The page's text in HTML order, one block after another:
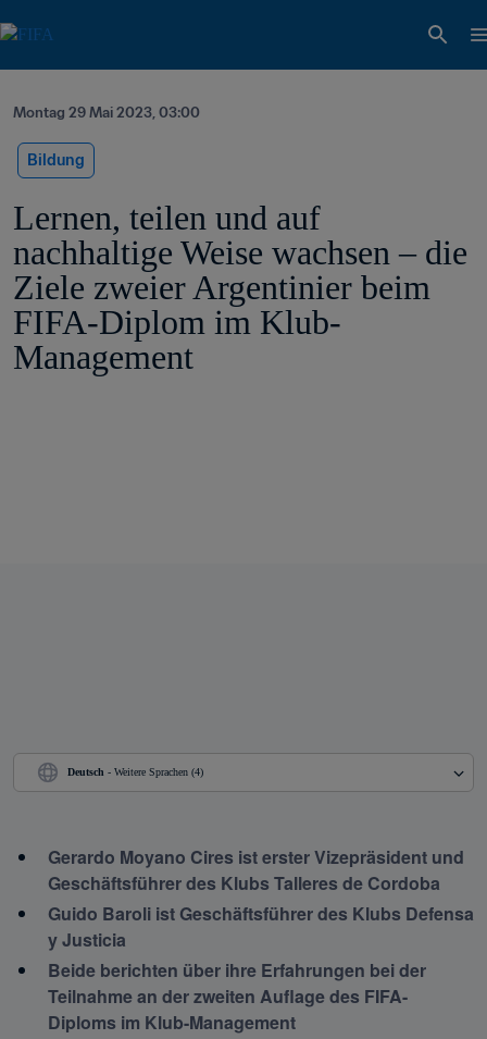
Montag 29 Mai 2023, 03:00
Bildung
Lernen, teilen und auf
nachhaltige Weise wachsen – die
Ziele zweier Argentinier beim
FIFA-Diplom im Klub-
Management
Deutsch - Weitere Sprachen (4)
Gerardo Moyano Cires ist erster Vizepräsident und
Geschäftsführer des Klubs Talleres de Cordoba
Guido Baroli ist Geschäftsführer des Klubs Defensa
y Justicia
Beide berichten über ihre Erfahrungen bei der
Teilnahme an der zweiten Auflage des FIFA-
Diploms im Klub-Management